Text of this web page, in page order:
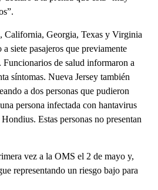
Georgia, Texas y Virginia
siete pasajeros que previamente
Funcionarios de salud informaron a
síntomas. Nueva Jersey también
a dos personas que pudieron
persona infectada con hantavirus
Estas personas no presentan
vez a la OMS el 2 de mayo y,
representando un riesgo bajo para